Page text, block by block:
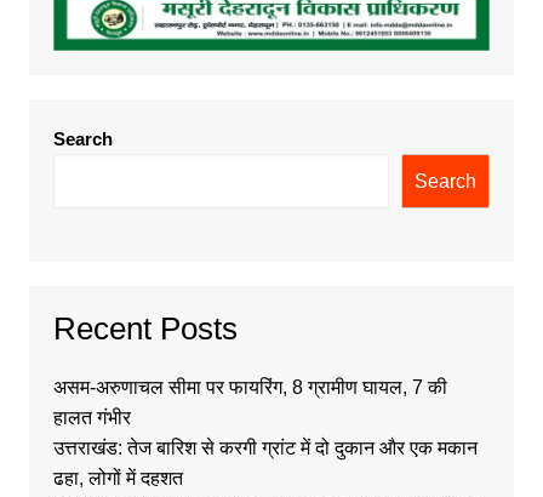
Search
Search
Recent Posts
असम-अरुणाचल सीमा पर फायरिंग, 8 ग्रामीण घायल, 7 की
हालत गंभीर
उत्तराखंड: तेज बारिश से करगी ग्रांट में दो दुकान और एक मकान
ढहा, लोगों में दहशत